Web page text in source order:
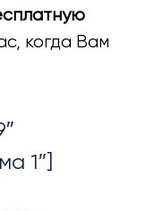
когда Вам
1″]